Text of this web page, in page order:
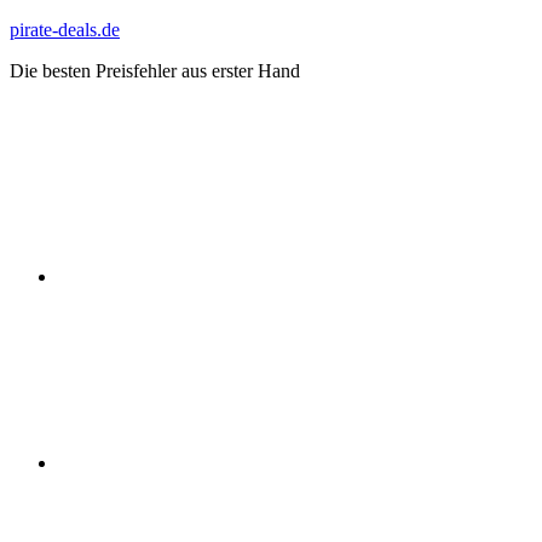
Zum
springen
pirate-deals.de
Die besten Preisfehler aus erster Hand